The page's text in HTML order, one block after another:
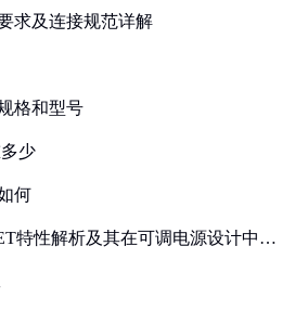
求及连接规范详解
格和型号
少
何
特性解析及其在可调电源设计中的